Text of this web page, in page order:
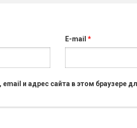
E-mail*
email и адрес сайта в этом браузере